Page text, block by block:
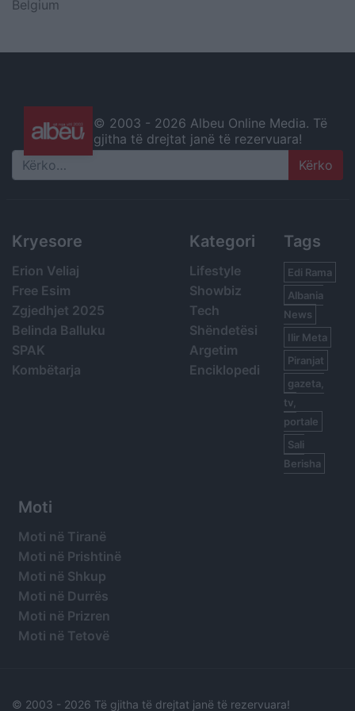
Belgium
© 2003 - 2026 Albeu Online Media. Të
gjitha të drejtat janë të rezervuara!
Search
Kryesore
Erion Veliaj
Free Esim
Zgjedhjet 2025
Belinda Balluku
SPAK
Kombëtarja
Kategori
Lifestyle
Showbiz
Tech
Shëndetësi
Argetim
Enciklopedi
Tags
Edi Rama
Albania
News
Ilir Meta
Piranjat
gazeta,
tv,
portale
Sali
Berisha
Moti
Moti në Tiranë
Moti në Prishtinë
Moti në Shkup
Moti në Durrës
Moti në Prizren
Moti në Tetovë
© 2003 - 2026 Të gjitha të drejtat janë të rezervuara!